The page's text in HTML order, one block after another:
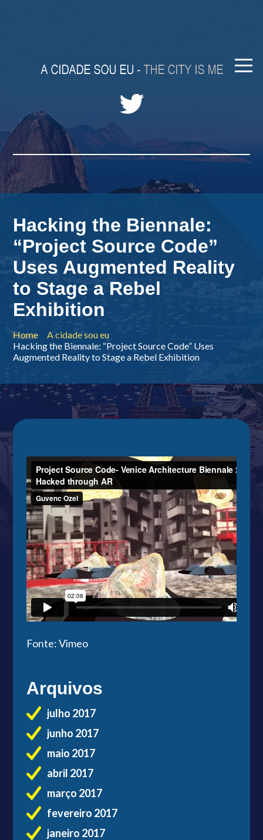
Hacking the Biennale:
“Project Source Code”
Uses Augmented Reality
to Stage a Rebel
Exhibition
Home
A cidade sou eu
Hacking the Biennale: “Project Source Code” Uses
Augmented Reality to Stage a Rebel Exhibition
Fonte: Vimeo
Arquivos
julho 2017
junho 2017
maio 2017
abril 2017
março 2017
fevereiro 2017
janeiro 2017